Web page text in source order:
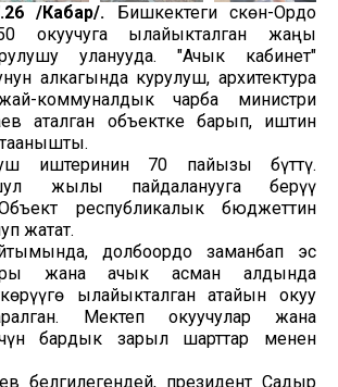
/Кабар/. Бишкектеги Өскөн-Ордо
окуучуга ылайыкталган жаңы
уланууда. "Ачык кабинет"
алкагында курулуш, архитектура
коммуналдык чарба министри
аталган объектке барып, иштин
иштеринин 70 пайызы бүттү.
жылы пайдаланууга берүү
республикалык бюджеттин
жатат.
долбоордо заманбап эс
жана ачык асман алдында
ылайыкталган атайын окуу
Мектеп окуучулар жана
бардык зарыл шарттар менен
белгилегендей, президент Садыр